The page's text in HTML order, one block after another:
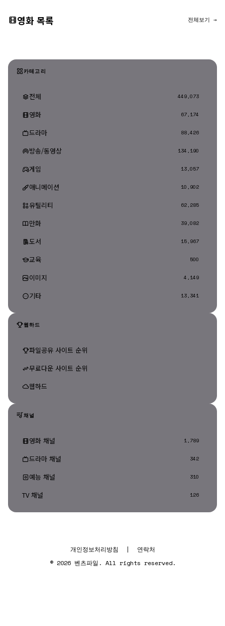
영화 목록 전체보기 →
카테고리
전체 449,073
영화 67,174
드라마 88,426
방송/동영상 134,190
게임 13,057
애니메이션 10,902
유틸리티 62,285
만화 39,082
도서 15,967
교육 500
이미지 4,149
기타 13,341
웹하드
파일공유 사이트 순위
무료다운 사이트 순위
웹하드
채널
영화 채널 1,789
드라마 채널 342
예능 채널 310
TV 채널 126
개인정보처리방침 |
연락처
© 2026 벤츠파일. All rights reserved.